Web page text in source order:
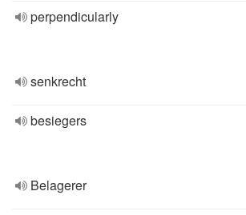
perpendicularly
senkrecht
besiegers
Belagerer